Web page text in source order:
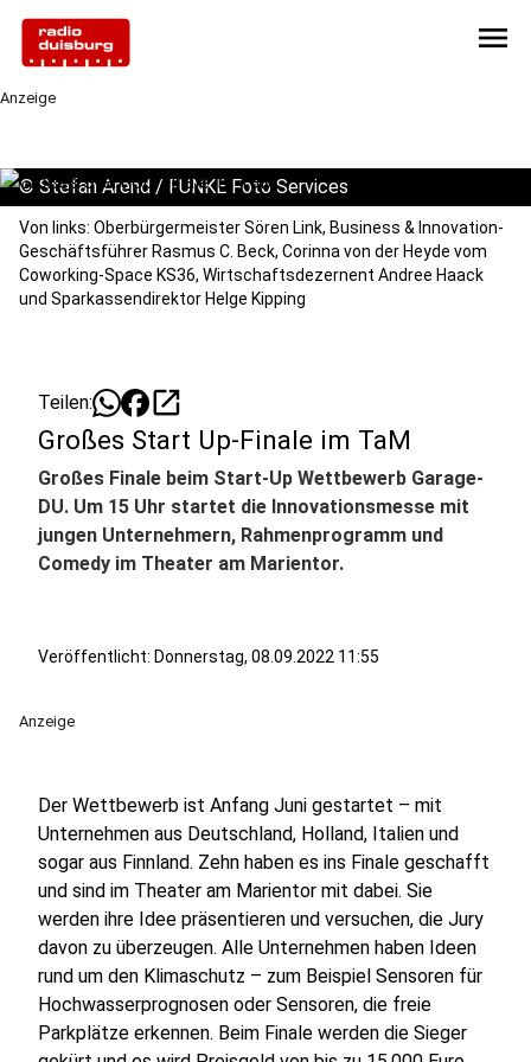
menu
Anzeige
© Stefan Arend / FUNKE Foto Services
Von links: Oberbürgermeister Sören Link, Business & Innovation-
Geschäftsführer Rasmus C. Beck, Corinna von der Heyde vom
Coworking-Space KS36, Wirtschaftsdezernent Andree Haack
und Sparkassendirektor Helge Kipping
Teilen: open_in_new
Großes Start Up-Finale im TaM
Großes Finale beim Start-Up Wettbewerb Garage-
DU. Um 15 Uhr startet die Innovationsmesse mit
jungen Unternehmern, Rahmenprogramm und
Comedy im Theater am Marientor.
Veröffentlicht: Donnerstag, 08.09.2022 11:55
Anzeige
Der Wettbewerb ist Anfang Juni gestartet – mit
Unternehmen aus Deutschland, Holland, Italien und
sogar aus Finnland. Zehn haben es ins Finale geschafft
und sind im Theater am Marientor mit dabei. Sie
werden ihre Idee präsentieren und versuchen, die Jury
davon zu überzeugen. Alle Unternehmen haben Ideen
rund um den Klimaschutz – zum Beispiel Sensoren für
Hochwasserprognosen oder Sensoren, die freie
Parkplätze erkennen. Beim Finale werden die Sieger